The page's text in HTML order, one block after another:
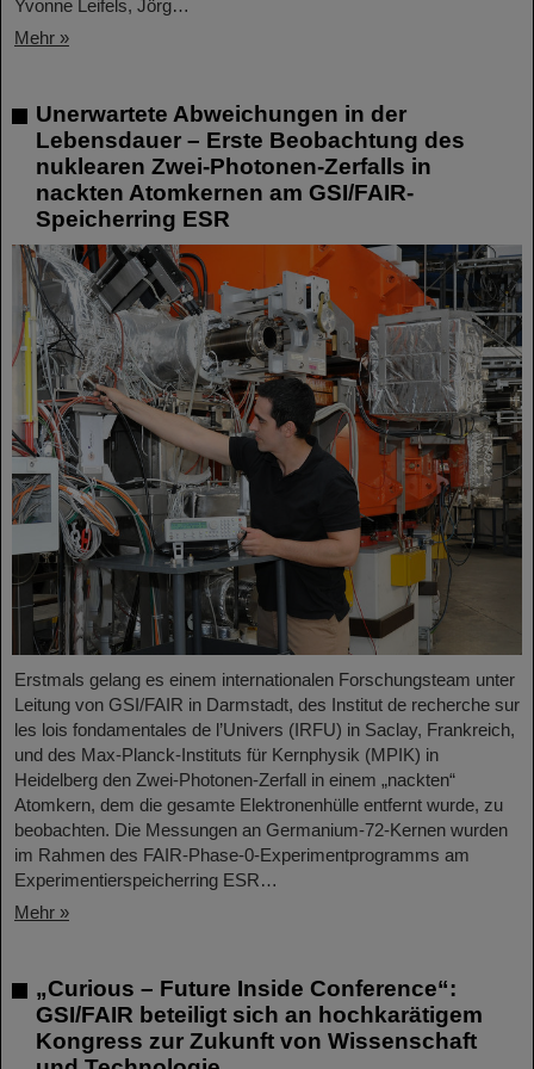
Yvonne Leifels, Jörg…
Mehr »
Unerwartete Abweichungen in der
Lebensdauer – Erste Beobachtung des
nuklearen Zwei-Photonen-Zerfalls in
nackten Atomkernen am GSI/FAIR-
Speicherring ESR
Erstmals gelang es einem internationalen Forschungsteam unter
Leitung von GSI/FAIR in Darmstadt, des Institut de recherche sur
les lois fondamentales de l’Univers (IRFU) in Saclay, Frankreich,
und des Max-Planck-Instituts für Kernphysik (MPIK) in
Heidelberg den Zwei-Photonen-Zerfall in einem „nackten“
Atomkern, dem die gesamte Elektronenhülle entfernt wurde, zu
beobachten. Die Messungen an Germanium-72-Kernen wurden
im Rahmen des FAIR-Phase-0-Experimentprogramms am
Experimentierspeicherring ESR…
Mehr »
„Curious – Future Inside Conference“:
GSI/FAIR beteiligt sich an hochkarätigem
Kongress zur Zukunft von Wissenschaft